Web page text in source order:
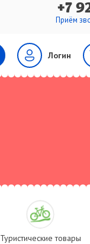
+7
Приём
Логин
Туристические товары